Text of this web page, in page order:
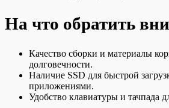
На что обратить
Качество сборки и материалы
долговечности.
Наличие SSD для быстрой
приложениями.
Удобство клавиатуры и тачпада